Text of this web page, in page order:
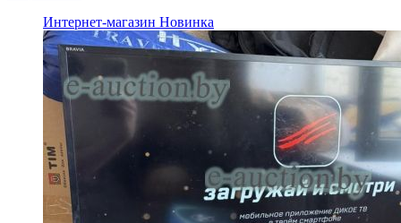
Интернет-магазин Новинка